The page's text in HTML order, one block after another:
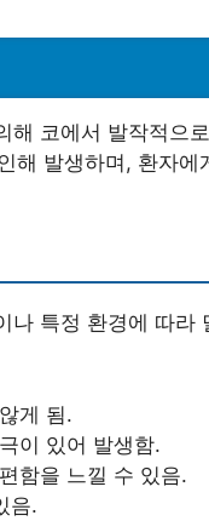
코에서 발작적으
해 발생하며, 환자에
특정 환경에 따라
게 됨.
이 있어 발생함.
함을 느낄 수 있음.
음.